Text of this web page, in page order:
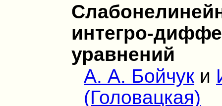
интегро-
уравнений
А. А. Бойчук и
(Головацкая)